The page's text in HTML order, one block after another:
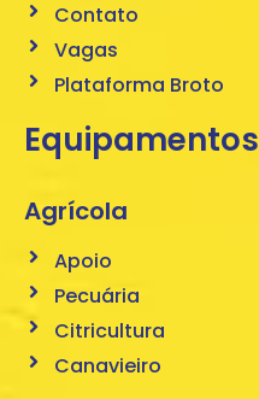
Contato
Vagas
Plataforma Broto
Equipamentos
Agrícola
Apoio
Pecuária
Citricultura
Canavieiro